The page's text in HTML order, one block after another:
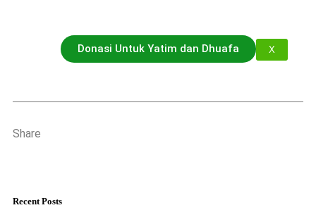
X
Donasi Untuk Yatim dan Dhuafa
Share
Recent Posts